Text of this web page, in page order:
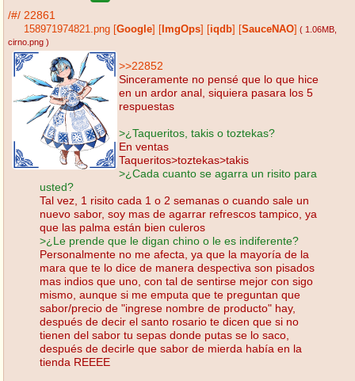
/#/ 22861
158971974821.png Google ImgOps iqdb SauceNAO ( 1.06MB
cirno.png )
>>22852
Sinceramente no pensé que lo que hice
en un ardor anal, siquiera pasara los 5
respuestas
>¿Taqueritos, takis o toztekas?
En ventas
Taqueritos>toztekas>takis
>¿Cada cuanto se agarra un risito para
usted?
Tal vez, 1 risito cada 1 o 2 semanas o cuando sale un
nuevo sabor, soy mas de agarrar refrescos tampico, ya
que las palma están bien culeros
>¿Le prende que le digan chino o le es indiferente?
Personalmente no me afecta, ya que la mayoría de la
mara que te lo dice de manera despectiva son pisados
mas indios que uno, con tal de sentirse mejor con sigo
mismo, aunque si me emputa que te preguntan que
sabor/precio de "ingrese nombre de producto" hay,
después de decir el santo rosario te dicen que si no
tienen del sabor tu sepas donde putas se lo saco,
después de decirle que sabor de mierda había en la
tienda REEEE